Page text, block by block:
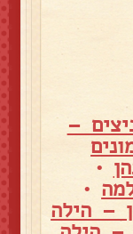
–
•
•
– הילה